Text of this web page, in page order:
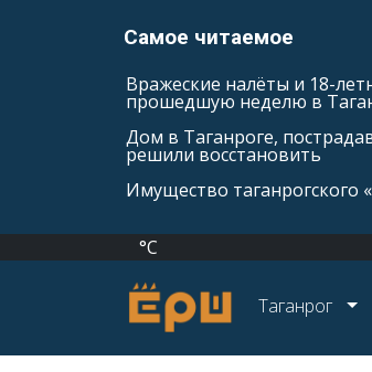
Самое читаемое
Вражеские налёты и 18-
прошедшую неделю в
Дом в Таганроге,
решили восстановить
Имущество таганрогского
°C
Таганрог